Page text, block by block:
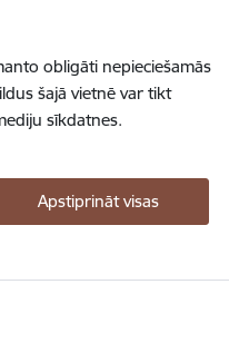
obligāti nepieciešamās
šajā vietnē var tikt
sīkdatnes.
Apstiprināt visas